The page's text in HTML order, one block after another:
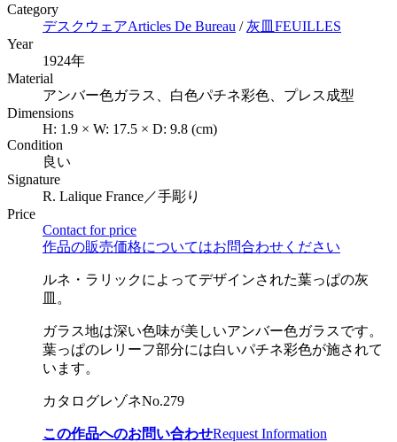
Category
デスクウェアArticles De Bureau / 灰皿 FEUILLES
Year
1924年
Material
アンバー色ガラス、白色パチネ彩色、プレス成型
Dimensions
H: 1.9 × W: 17.5 × D: 9.8 (cm)
Condition
良い
Signature
R. Lalique France／手彫り
Price
Contact for price
作品の販売価格についてはお問合わせください
ルネ・ラリックによってデザインされた葉っぱの灰
皿。
ガラス地は深い色味が美しいアンバー色ガラスです。
葉っぱのレリーフ部分には白いパチネ彩色が施されて
います。
カタログレゾネNo.279
この作品へのお問い合わせRequest Information